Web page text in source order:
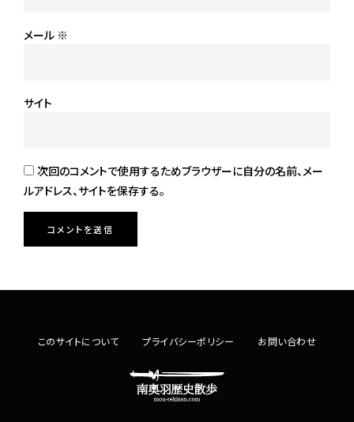
メール ※
サイト
次回のコメントで使用するためブラウザーに自分の名前、メー
ルアドレス、サイトを保存する。
このサイトについて プライバシーポリシー お問い合わせ